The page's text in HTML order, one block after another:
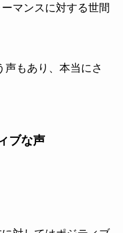
マンスに対する世間
声もあり、本当にさ
ブな声